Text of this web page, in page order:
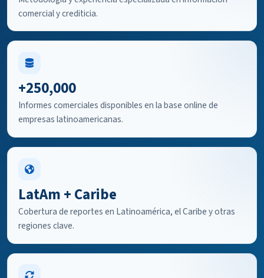
comercial y crediticia.
+250,000
Informes comerciales disponibles en la base online de
empresas latinoamericanas.
LatAm + Caribe
Cobertura de reportes en Latinoamérica, el Caribe y otras
regiones clave.